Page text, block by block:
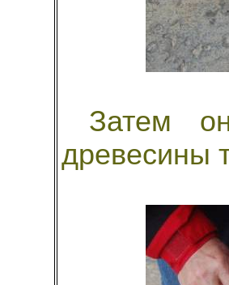
Затем
древесины